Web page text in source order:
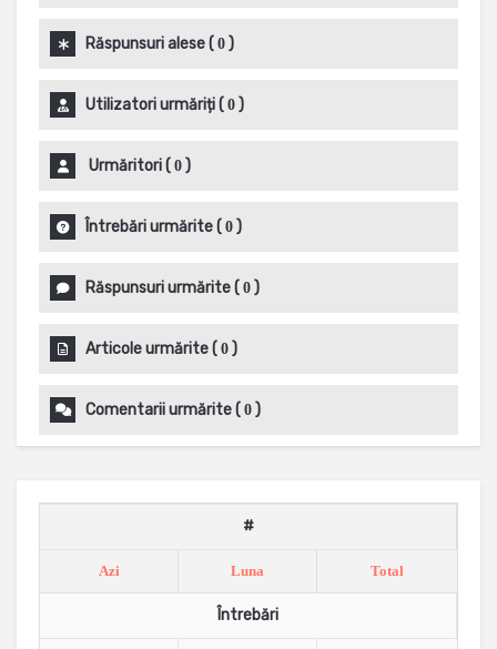
Răspunsuri alese( 0 )
Utilizatori urmăriți( 0 )
Urmăritori( 0 )
Întrebări urmărite( 0 )
Răspunsuri urmărite( 0 )
Articole urmărite( 0 )
Comentarii urmărite( 0 )
#
Azi Luna Total
Întrebări